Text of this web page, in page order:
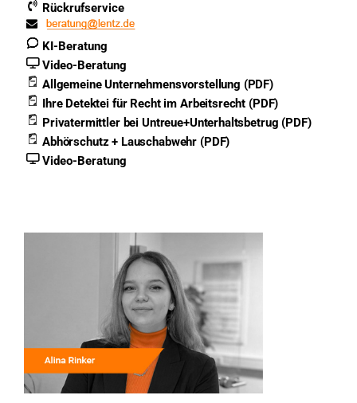
Rückrufservice
KI-Beratung
Video-Beratung
Allgemeine Unternehmensvorstellung (PDF)
Ihre Detektei für Recht im Arbeitsrecht (PDF)
Privatermittler bei Untreue+Unterhaltsbetrug (PDF)
Abhörschutz + Lauschabwehr (PDF)
Video-Beratung